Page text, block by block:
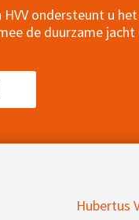
ondersteunt u
de duurzame
Hubertus